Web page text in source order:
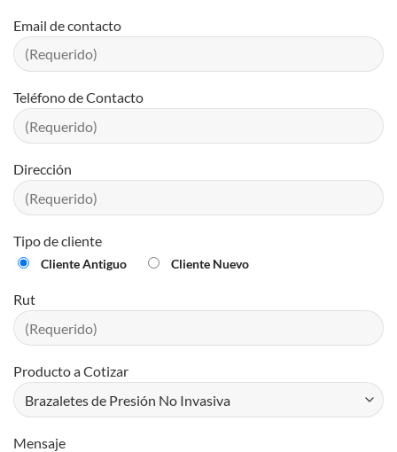
Email de contacto
Teléfono de Contacto
Dirección
Tipo de cliente
Cliente Antiguo Cliente Nuevo
Rut
Producto a Cotizar
Mensaje